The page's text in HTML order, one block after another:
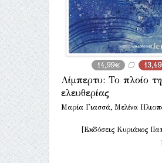
14,99€
Λίμπερτυ: Το πλοίο
ελευθερίας
Μαρία Γιασσά, Μελίνα
[Εκδόσεις Κυριάκος